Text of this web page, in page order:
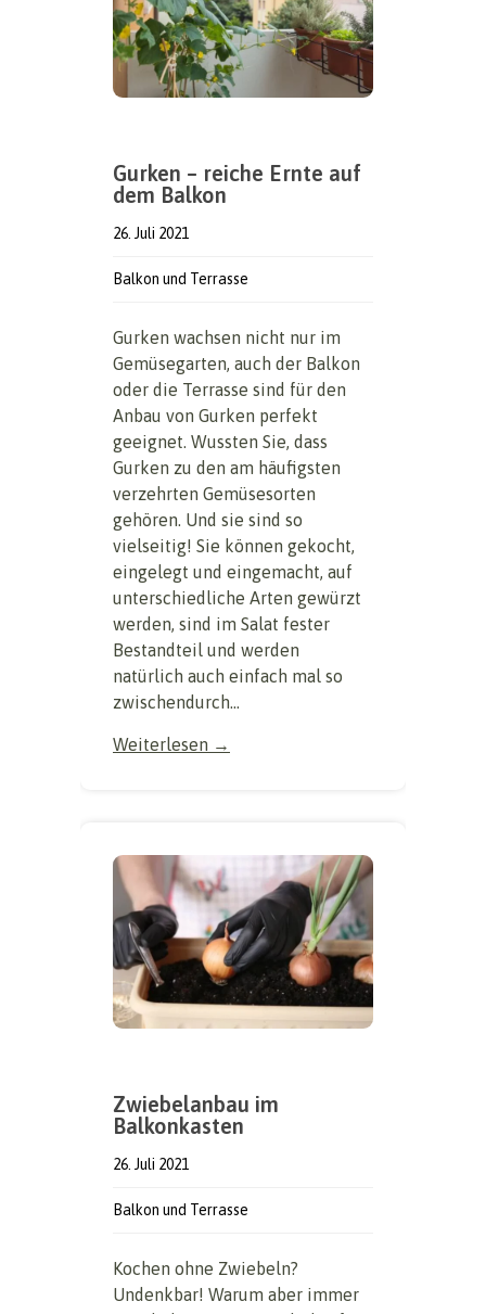
Gurken – reiche Ernte auf
dem Balkon
26. Juli 2021
Balkon und Terrasse
Gurken wachsen nicht nur im
Gemüsegarten, auch der Balkon
oder die Terrasse sind für den
Anbau von Gurken perfekt
geeignet. Wussten Sie, dass
Gurken zu den am häufigsten
verzehrten Gemüsesorten
gehören. Und sie sind so
vielseitig! Sie können gekocht,
eingelegt und eingemacht, auf
unterschiedliche Arten gewürzt
werden, sind im Salat fester
Bestandteil und werden
natürlich auch einfach mal so
zwischendurch...
Weiterlesen →
Zwiebelanbau im
Balkonkasten
26. Juli 2021
Balkon und Terrasse
Kochen ohne Zwiebeln?
Undenkbar! Warum aber immer